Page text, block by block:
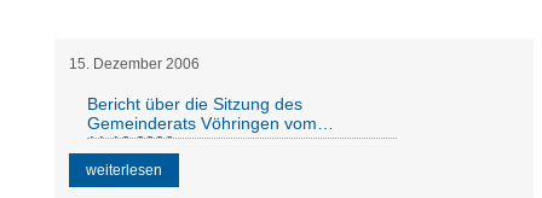
15. Dezember 2006
Bericht über die Sitzung des
Gemeinderats Vöhringen vom
11.12.2006
weiterlesen